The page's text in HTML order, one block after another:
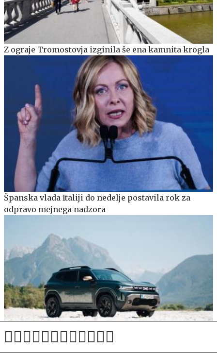
Z ograje Tromostovja izginila še ena kamnita krogla
Španska vlada Italiji do nedelje postavila rok za
odpravo mejnega nadzora